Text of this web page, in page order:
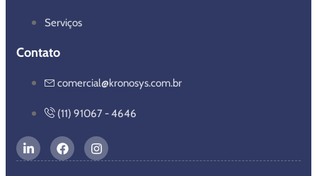
Serviços
Contato
comercial@kronosys.com.br
(11) 91067 - 4646